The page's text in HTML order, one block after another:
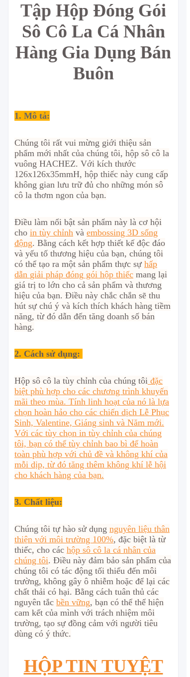
Tập Hộp Đóng Gói
Sô Cô La Cá Nhân
Hàng Gia Dụng Bán
Buôn
1. Mô tả:
Chúng tôi rất vui mừng giới thiệu sản
phẩm mới nhất của chúng tôi, hộp sô cô la
vuông HACHEZ. Với kích thước
126x126x35mmH, hộp thiếc này cung cấp
không gian lưu trữ đủ cho những món sô
cô la thơm ngon của bạn.
Điều làm nổi bật sản phẩm này là cơ hội
cho in tùy chỉnh và embossing 3D sống
động. Bằng cách kết hợp thiết kế độc đáo
và yếu tố thương hiệu của bạn, chúng tôi
có thể tạo ra một sản phẩm thực sự hấp
dẫn giải pháp đóng gói hộp thiếc mang lại
giá trị to lớn cho cả sản phẩm và thương
hiệu của bạn. Điều này chắc chắn sẽ thu
hút sự chú ý và kích thích khách hàng tiềm
năng, từ đó dẫn đến tăng doanh số bán
hàng.
2. Cách sử dụng:
Hộp sô cô la tùy chỉnh của chúng tôi đặc
biệt phù hợp cho các chương trình khuyến
mãi theo mùa. Tính linh hoạt của nó là lựa
chọn hoàn hảo cho các chiến dịch Lễ Phục
Sinh, Valentine, Giáng sinh và Năm mới.
Với các tùy chọn in tùy chỉnh của chúng
tôi, bạn có thể tùy chỉnh bao bì để hoàn
toàn phù hợp với chủ đề và không khí của
mỗi dịp, từ đó tăng thêm không khí lễ hội
cho khách hàng của bạn.
3. Chất liệu:
Chúng tôi tự hào sử dụng nguyên liệu thân
thiện với môi trường 100%, đặc biệt là từ
thiếc, cho các hộp sô cô la cá nhân của
chúng tôi. Điều này đảm bảo sản phẩm của
chúng tôi có tác động tối thiểu đến môi
trường, không gây ô nhiễm hoặc để lại các
chất thải có hại. Bằng cách tuân thủ các
nguyên tắc bền vững, bạn có thể thể hiện
cam kết của mình với trách nhiệm môi
trường, tạo sự đồng cảm với người tiêu
dùng có ý thức.
HỘP TIN TUYỆT